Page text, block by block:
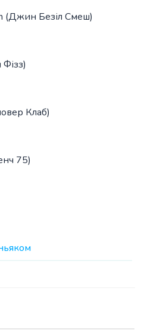
(Джин Безіл Смеш)
Клаб)
75)